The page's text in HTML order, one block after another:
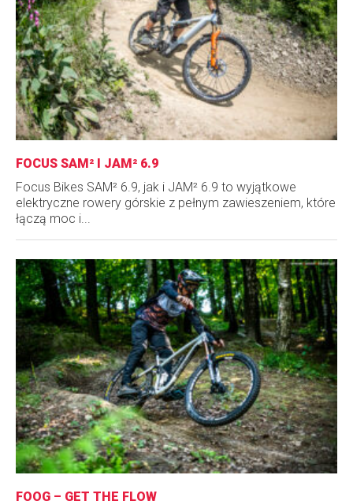
FOCUS SAM² I JAM² 6.9
Focus Bikes SAM² 6.9, jak i JAM² 6.9 to wyjątkowe
elektryczne rowery górskie z pełnym zawieszeniem, które
łączą moc i...
FOOG – GET THE FLOW